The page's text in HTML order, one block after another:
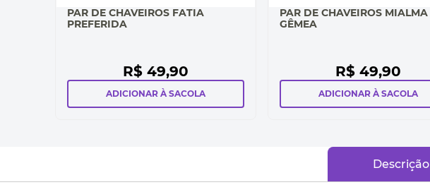
PAR DE CHAVEIROS FATIA
PREFERIDA
R$ 49,90
ADICIONAR À SACOLA
PAR DE CHAVEIROS MIALMA
GÊMEA
R$ 49,90
ADICIONAR À SACOLA
Descrição